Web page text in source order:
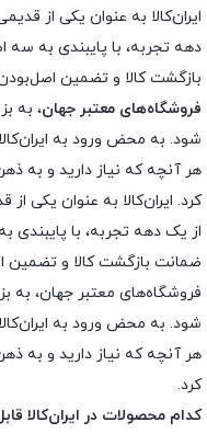
ایران‌کالا به عنوان یکی از
بازگشت کالا و تضمین
فروشگاه‌های معتبر جهان، به
شود. به محض ورود به
هر آنچه که نیاز دارید و به
کرد. ایران‌کالا به عنوان یکی
ضمانت بازگشت کالا و تضمین
فروشگاه‌های معتبر جهان، به
شود. به محض ورود به
هر آنچه که نیاز دارید و به
کرد.
کدام محصولات در ایران‌کالا